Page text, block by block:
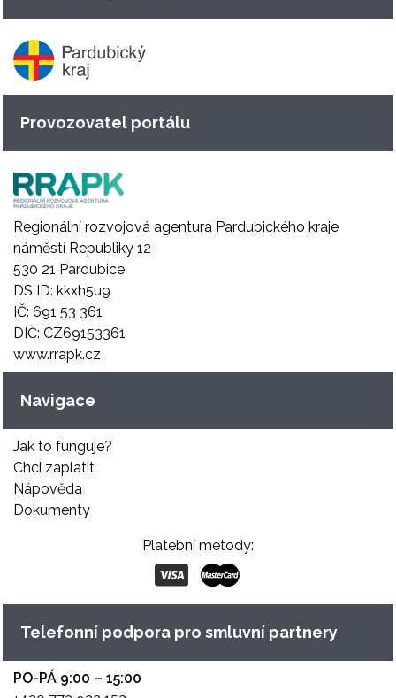
Provozovatel portálu
Regionální rozvojová agentura Pardubického kraje
náměstí Republiky 12
530 21 Pardubice
DS ID: kkxh5u9
IČ: 691 53 361
DIČ: CZ69153361
www.rrapk.cz
Navigace
Jak to funguje?
Chci zaplatit
Nápověda
Dokumenty
Platební metody:
Telefonní podpora pro smluvní partnery
PO-PÁ 9:00 – 15:00